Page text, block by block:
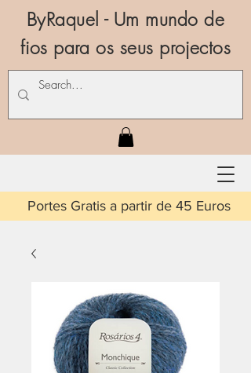
ByRaquel - Um mundo de
fios para os seus projectos
a partir de 45 Euros